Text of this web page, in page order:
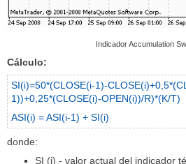
Indicador Accumulation
Cálculo:
SI(i)=50*(CLOSE(i-1)-
1))+0,25*(CLOSE(i)-OPEN(i))/R)*(K/T)
ASI(i) = ASI(i-1) + SI(i)
donde:
SI (i) - valor actual del indicador